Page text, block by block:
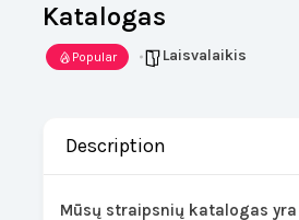
Katalogas
Popular Laisvalaikis
Description
Mūsų straipsnių katalogas